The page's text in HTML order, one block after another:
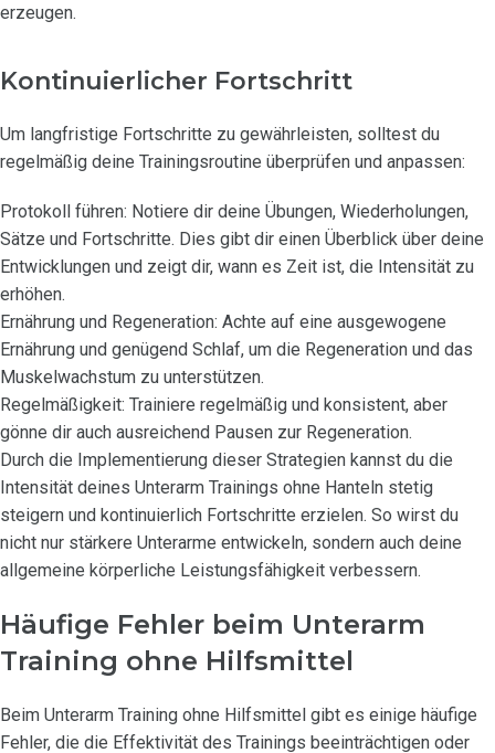
erzeugen.
Kontinuierlicher Fortschritt
Um langfristige Fortschritte zu gewährleisten, solltest du
regelmäßig deine Trainingsroutine überprüfen und anpassen:
Protokoll führen: Notiere dir deine Übungen, Wiederholungen,
Sätze und Fortschritte. Dies gibt dir einen Überblick über deine
Entwicklungen und zeigt dir, wann es Zeit ist, die Intensität zu
erhöhen.
Ernährung und Regeneration: Achte auf eine ausgewogene
Ernährung und genügend Schlaf, um die Regeneration und das
Muskelwachstum zu unterstützen.
Regelmäßigkeit: Trainiere regelmäßig und konsistent, aber
gönne dir auch ausreichend Pausen zur Regeneration.
Durch die Implementierung dieser Strategien kannst du die
Intensität deines Unterarm Trainings ohne Hanteln stetig
steigern und kontinuierlich Fortschritte erzielen. So wirst du
nicht nur stärkere Unterarme entwickeln, sondern auch deine
allgemeine körperliche Leistungsfähigkeit verbessern.
Häufige Fehler beim Unterarm
Training ohne Hilfsmittel
Beim Unterarm Training ohne Hilfsmittel gibt es einige häufige
Fehler, die die Effektivität des Trainings beeinträchtigen oder